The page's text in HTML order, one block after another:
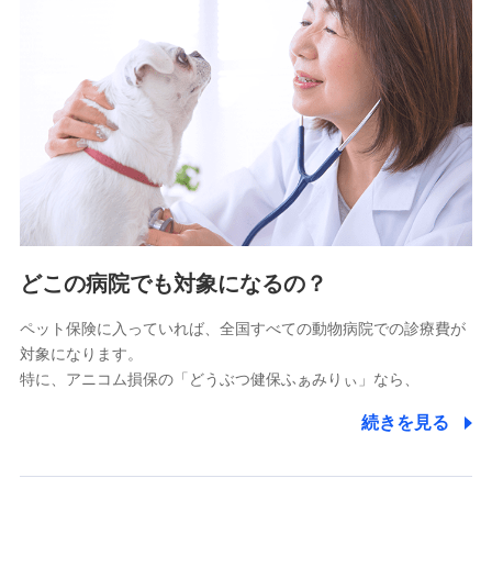
各種お問い合わせに対応するため
10.受託業務の 個人情報
受託業務の遂行およびこれらに準ずる業務の遂行のため
11.マイカー通勤管理クラウド並びに法人向けASPサー
ビスに関してのお問い合わせ情報
各種お問い合わせに対応するため
をお送りするため
アンケートの送付のため
分析するため
当社の対応品質向上やお問い合わせ内容の正確な把握のため
個人情報保護管理者の職名、連絡先
株式会社ドコモ・インシュアランス 営業部長
どこの病院でも対象になるの？
ペット保険に入っていれば、全国すべての動物病院での診療費が
対象になります。
特に、アニコム損保の「どうぶつ健保ふぁみりぃ」なら、
続きを見る